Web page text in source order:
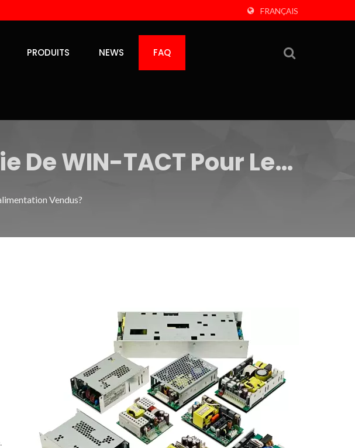
FRANÇAIS
PRODUITS NEWS FAQ
De WIN-TACT Pour Les
Vendus?